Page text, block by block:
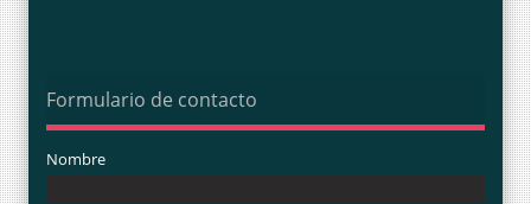
Formulario de contacto
Nombre